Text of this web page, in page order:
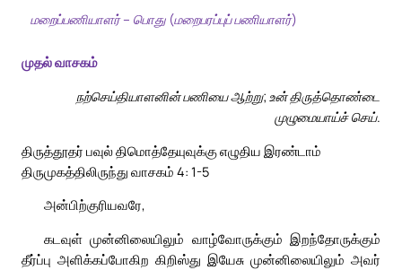
மறைப்பணியாளர் – பொது (மறைபரப்புப் பணியாளர்)
முதல் வாசகம்
நற்செய்தியாளனின் பணியை ஆற்று; உன் திருத்தொண்டை
முழுமையாய்ச் செய்.
திருத்தூதர் பவுல் திமொத்தேயுவுக்கு எழுதிய இரண்டாம்
திருமுகத்திலிருந்து வாசகம் 4: 1-5
அன்பிற்குரியவரே,
கடவுள் முன்னிலையிலும் வாழ்வோருக்கும் இறந்தோருக்கும்
தீர்ப்பு அளிக்கப்போகிற கிறிஸ்து இயேசு முன்னிலையிலும் அவர்